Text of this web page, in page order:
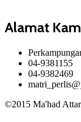
Alamat
04-9381155
04-9382469
©2015 Ma'had